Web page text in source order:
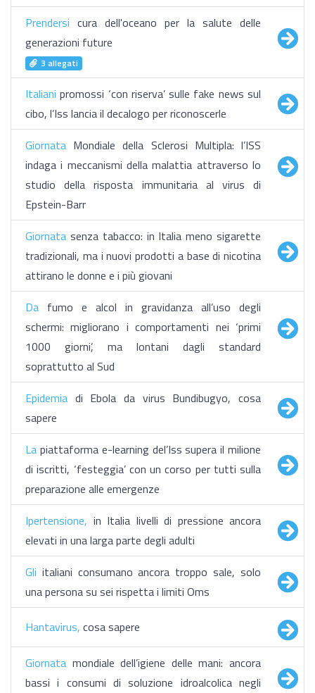
Prendersi cura dell'oceano per la salute delle
generazioni future
3 allegati
Italiani promossi ‘con riserva’ sulle fake news sul
cibo, l’Iss lancia il decalogo per riconoscerle
Giornata Mondiale della Sclerosi Multipla: l’ISS
indaga i meccanismi della malattia attraverso lo
studio della risposta immunitaria al virus di
Epstein-Barr
Giornata senza tabacco: in Italia meno sigarette
tradizionali, ma i nuovi prodotti a base di nicotina
attirano le donne e i più giovani
Da fumo e alcol in gravidanza all’uso degli
schermi: migliorano i comportamenti nei ‘primi
1000 giorni’, ma lontani dagli standard
soprattutto al Sud
Epidemia di Ebola da virus Bundibugyo, cosa
sapere
La piattaforma e-learning del’Iss supera il milione
di iscritti, ‘festeggia’ con un corso per tutti sulla
preparazione alle emergenze
Ipertensione, in Italia livelli di pressione ancora
elevati in una larga parte degli adulti
Gli italiani consumano ancora troppo sale, solo
una persona su sei rispetta i limiti Oms
Hantavirus, cosa sapere
Giornata mondiale dell’igiene delle mani: ancora
bassi i consumi di soluzione idroalcolica negli